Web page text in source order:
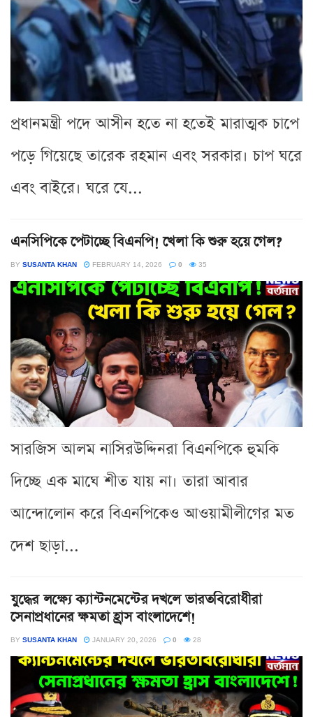
প্রধানমন্ত্রী পদে আসীন হতে না হতেই মারাত্মক চাপে
পড়ে গিয়েছে তারেক রহমান এবং সরকার। চাপ ঘরে
এবং বাইরে। ঘরে যে...
এনসিপিকে পেটাচ্ছে বিএনপি! খেলা কি শুরু হয়ে গেল?
BY SUSANTA KHAN FEBRUARY 14, 2026 0 35
সারজিস আলম নাসিরউদ্দিনরা বিএনপিকে হুমকি
দিচ্ছে এক মাঘে শীত যায় না। তারা আবার
আন্দোলোন করে বিএনপিকেও আওয়ামীলীগের মত
দেশ ছাড়া...
যুদ্ধের লক্ষ্যে ক্যান্টনমেন্টের দখলে ভারতবিরোধীরা
সেনাপ্রধানের ক্ষমতা হ্রাস বাংলাদেশে!
BY SUSANTA KHAN JANUARY 20, 2026 0 28